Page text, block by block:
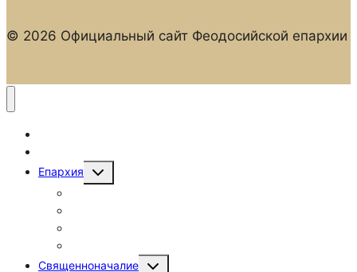
святителя
Чудотворца
© 2026 Официальный сайт Феодосийской епархии
Епархия
Переключить
дочернее
Священноначалие
Переключить